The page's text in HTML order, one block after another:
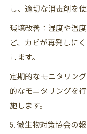
し、適切な消毒剤を
環境改善：湿度や温
ど、カビが再発しに
します。
定期的なモニタリン
的なモニタリングを
施します。
5. 微生物対策協会の